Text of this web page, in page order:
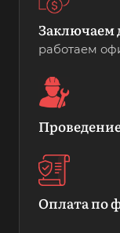
Заключаем
работаем
Оплата по